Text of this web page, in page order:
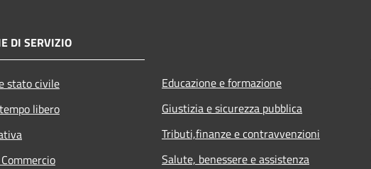
DI SERVIZIO
stato civile
libero
Educazione e formazione
Giustizia e sicurezza pubblica
Tributi,finanze e contravvenzioni
Salute, benessere e assistenza